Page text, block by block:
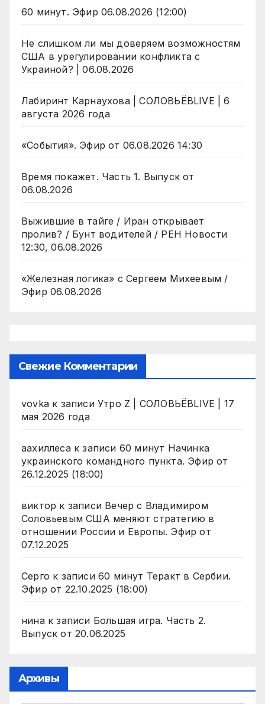
60 минут. Эфир 06.08.2026 (12:00)
Не слишком ли мы доверяем возможностям
США в урегулировании конфликта с
Украиной? | 06.08.2026
Лабиринт Карнаухова | СОЛОВЬЁВLIVE | 6
августа 2026 года
«События». Эфир от 06.08.2026 14:30
Время покажет. Часть 1. Выпуск от
06.08.2026
Выжившие в тайге / Иран открывает
пролив? / Бунт водителей / РЕН Новости
12:30, 06.08.2026
«Железная логика» с Сергеем Михеевым /
Эфир 06.08.2026
Свежие Комментарии
vovka к записи Утро Z | СОЛОВЬЁВLIVE | 17
мая 2026 года
аахиллесак записи 60 минут Начинка
украинского командного пункта. Эфир от
26.12.2025 (18:00)
виктор к записи Вечер с Владимиром
Соловьевым США меняют стратегию в
отношении России и Европы. Эфир от
07.12.2025
Серго к записи 60 минут Теракт в Сербии.
Эфир от 22.10.2025 (18:00)
нинак записи Большая игра. Часть 2.
Выпуск от 20.06.2025
Архивы